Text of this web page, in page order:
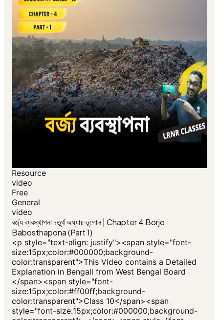
Resource
video
Free
General
video
বর্জ্য ব্যবস্থাপনা চতুর্থ অধ্যায় ভূগোল | Chapter 4 Borjo
Babosthapona (Part 1)
<p style="text-align: justify"><span style="font-
size:15px;color:#000000;background-
color:transparent">This Video contains a Detailed
Explanation in Bengali from West Bengal Board
</span><span style="font-
size:15px;color:#ff00ff;background-
color:transparent">Class 10</span><span
style="font-size:15px;color:#000000;background-